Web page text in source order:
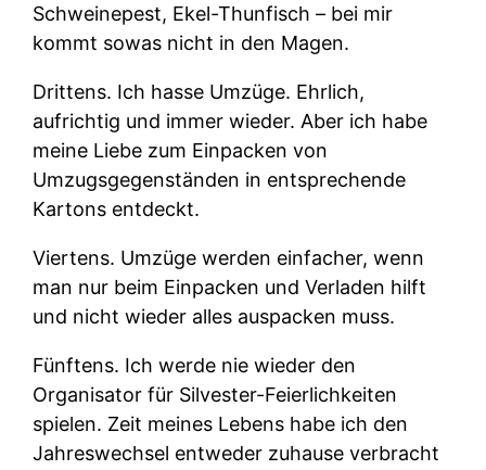
Schweinepest, Ekel-Thunfisch – bei mir
kommt sowas nicht in den Magen.
Drittens. Ich hasse Umzüge. Ehrlich,
aufrichtig und immer wieder. Aber ich habe
meine Liebe zum Einpacken von
Umzugsgegenständen in entsprechende
Kartons entdeckt.
Viertens. Umzüge werden einfacher, wenn
man nur beim Einpacken und Verladen hilft
und nicht wieder alles auspacken muss.
Fünftens. Ich werde nie wieder den
Organisator für Silvester-Feierlichkeiten
spielen. Zeit meines Lebens habe ich den
Jahreswechsel entweder zuhause verbracht